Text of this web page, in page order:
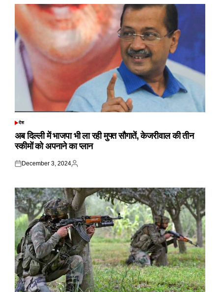
POSTED
देश
अब दिल्ली में भाजपा भी ला रही मुफ्त सौगातें, केजरीवाल की तीन
स्कीमों को अपनाने का प्लान
Posted
December 3, 2024
Posted